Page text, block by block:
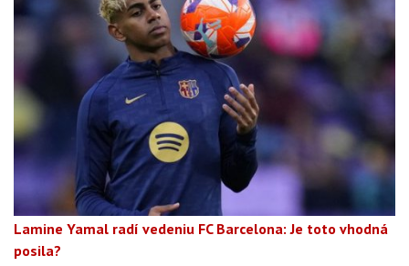
Lamine Yamal radí vedeniu FC Barcelona: Je toto vhodná
posila?